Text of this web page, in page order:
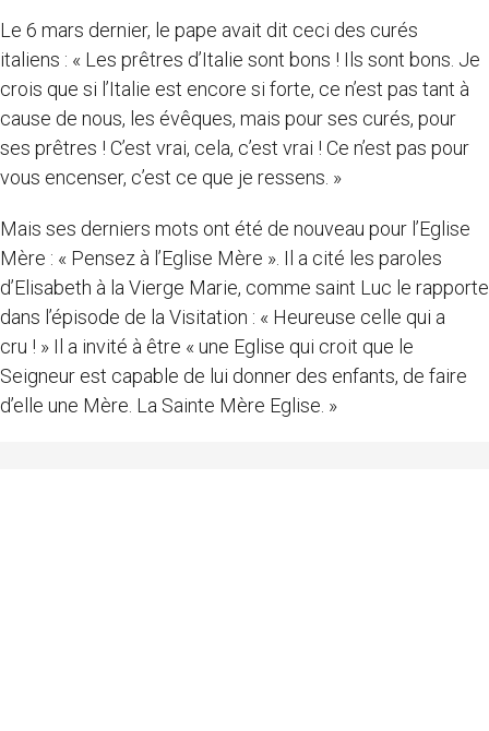
Le 6 mars dernier, le pape avait dit ceci des curés
italiens : « Les prêtres d’Italie sont bons ! Ils sont bons. Je
crois que si l’Italie est encore si forte, ce n’est pas tant à
cause de nous, les évêques, mais pour ses curés, pour
ses prêtres ! C’est vrai, cela, c’est vrai ! Ce n’est pas pour
vous encenser, c’est ce que je ressens. »
Mais ses derniers mots ont été de nouveau pour l’Eglise
Mère : « Pensez à l’Eglise Mère ». Il a cité les paroles
d’Elisabeth à la Vierge Marie, comme saint Luc le rapporte
dans l’épisode de la Visitation : « Heureuse celle qui a
cru ! » Il a invité à être « une Eglise qui croit que le
Seigneur est capable de lui donner des enfants, de faire
d’elle une Mère. La Sainte Mère Eglise. »